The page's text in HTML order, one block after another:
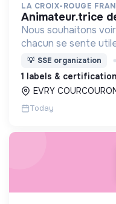
LA CROIX-ROUGE
animateur.trice
Nous souhaitons
chacun se sente
nous proposons
d’engagement
💡 SSE organization
1 labels &
EVRY
Today